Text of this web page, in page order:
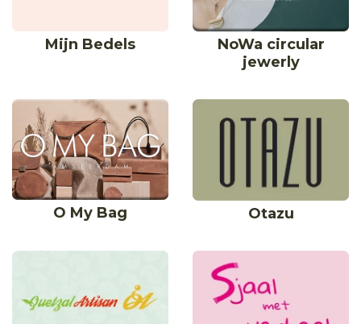
Mijn Bedels
NoWa circular
jewerly
O My Bag Otazu